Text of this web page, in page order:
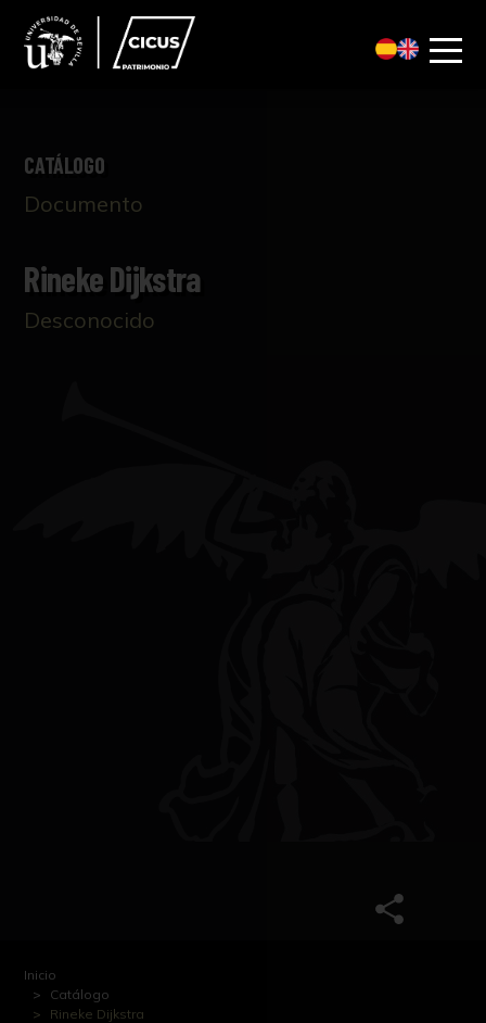
CATÁLOGO
Documento
Rineke Dijkstra
Desconocido
Inicio
Catálogo
Rineke Dijkstra